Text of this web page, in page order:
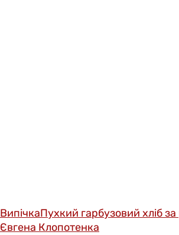
ВипічкаПухкий гарбузовий хліб
Євгена Клопотенка